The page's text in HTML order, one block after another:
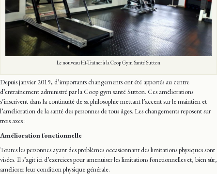
Le nouveau Hi-Trainer à la Coop Gym Santé Sutton
Depuis janvier 2019, d’importants changements ont été apportés au centre
d’entraînement administré par la Coop gym santé Sutton. Ces améliorations
s’inscrivent dans la continuité de sa philosophie mettant l’accent sur le maintien et
l’amélioration de la santé des personnes de tous âges. Les changements reposent sur
trois axes :
Amélioration fonctionnelle
Toutes les personnes ayant des problèmes occasionnant des limitations physiques sont
visées. Il s’agit ici d’exercices pour amenuiser les limitations fonctionnelles et, bien sûr,
améliorer leur condition physique générale.